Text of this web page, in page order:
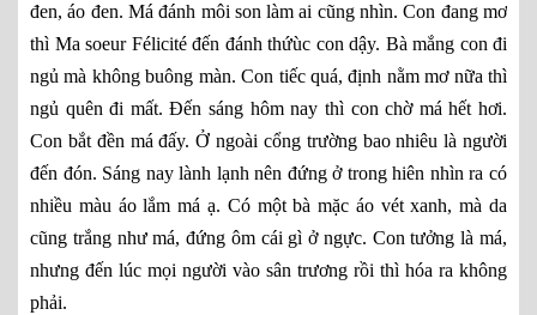
đen, áo đen. Má đánh môi son làm ai cũng nhìn. Con đang mơ
thì Ma soeur Félicité đến đánh thứùc con dậy. Bà mắng con đi
ngủ mà không buông màn. Con tiếc quá, định nằm mơ nữa thì
ngủ quên đi mất. Đến sáng hôm nay thì con chờ má hết hơi.
Con bắt đền má đấy. Ở ngoài cổng trường bao nhiêu là người
đến đón. Sáng nay lành lạnh nên đứng ở trong hiên nhìn ra có
nhiều màu áo lắm má ạ. Có một bà mặc áo vét xanh, mà da
cũng trắng như má, đứng ôm cái gì ở ngực. Con tưởng là má,
nhưng đến lúc mọi người vào sân trương rồi thì hóa ra không
phải.